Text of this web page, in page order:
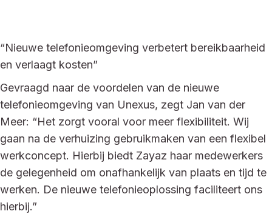
“Nieuwe telefonieomgeving verbetert bereikbaarheid
en verlaagt kosten”
Gevraagd naar de voordelen van de nieuwe
telefonieomgeving van Unexus, zegt Jan van der
Meer: “Het zorgt vooral voor meer flexibiliteit. Wij
gaan na de verhuizing gebruikmaken van een flexibel
werkconcept. Hierbij biedt Zayaz haar medewerkers
de gelegenheid om onafhankelijk van plaats en tijd te
werken. De nieuwe telefonieoplossing faciliteert ons
hierbij.”